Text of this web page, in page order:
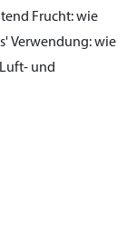
Frucht:wie
Verwendung:wie
und